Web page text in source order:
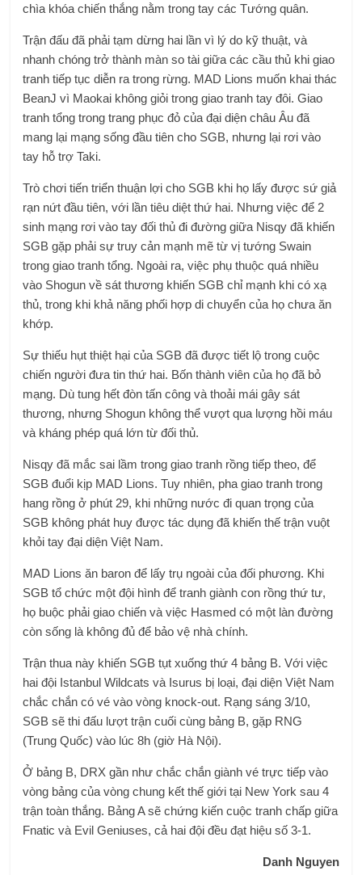
chìa khóa chiến thắng nằm trong tay các Tướng quân.
Trận đấu đã phải tạm dừng hai lần vì lý do kỹ thuật, và
nhanh chóng trở thành màn so tài giữa các cầu thủ khi giao
tranh tiếp tục diễn ra trong rừng. MAD Lions muốn khai thác
BeanJ vì Maokai không giỏi trong giao tranh tay đôi. Giao
tranh tổng trong trang phục đỏ của đại diện châu Âu đã
mang lại mạng sống đầu tiên cho SGB, nhưng lại rơi vào
tay hỗ trợ Taki.
Trò chơi tiến triển thuận lợi cho SGB khi họ lấy được sứ giả
rạn nứt đầu tiên, với lần tiêu diệt thứ hai. Nhưng việc để 2
sinh mạng rơi vào tay đối thủ đi đường giữa Nisqy đã khiến
SGB gặp phải sự truy cản mạnh mẽ từ vị tướng Swain
trong giao tranh tổng. Ngoài ra, việc phụ thuộc quá nhiều
vào Shogun về sát thương khiến SGB chỉ mạnh khi có xạ
thủ, trong khi khả năng phối hợp di chuyển của họ chưa ăn
khớp.
Sự thiếu hụt thiệt hại của SGB đã được tiết lộ trong cuộc
chiến người đưa tin thứ hai. Bốn thành viên của họ đã bỏ
mạng. Dù tung hết đòn tấn công và thoải mái gây sát
thương, nhưng Shogun không thể vượt qua lượng hồi máu
và kháng phép quá lớn từ đối thủ.
Nisqy đã mắc sai lầm trong giao tranh rồng tiếp theo, để
SGB đuổi kịp MAD Lions. Tuy nhiên, pha giao tranh trong
hang rồng ở phút 29, khi những nước đi quan trọng của
SGB không phát huy được tác dụng đã khiến thế trận vuột
khỏi tay đại diện Việt Nam.
MAD Lions ăn baron để lấy trụ ngoài của đối phương. Khi
SGB tổ chức một đội hình để tranh giành con rồng thứ tư,
họ buộc phải giao chiến và việc Hasmed có một làn đường
còn sống là không đủ để bảo vệ nhà chính.
Trận thua này khiến SGB tụt xuống thứ 4 bảng B. Với việc
hai đội Istanbul Wildcats và Isurus bị loại, đại diện Việt Nam
chắc chắn có vé vào vòng knock-out. Rạng sáng 3/10,
SGB sẽ thi đấu lượt trận cuối cùng bảng B, gặp RNG
(Trung Quốc) vào lúc 8h (giờ Hà Nội).
Ở bảng B, DRX gần như chắc chắn giành vé trực tiếp vào
vòng bảng của vòng chung kết thế giới tại New York sau 4
trận toàn thắng. Bảng A sẽ chứng kiến ​​cuộc tranh chấp giữa
Fnatic và Evil Geniuses, cả hai đội đều đạt hiệu số 3-1.
Danh Nguyen